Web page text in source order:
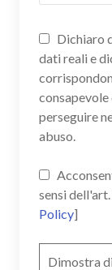
Dichiaro
dati reali e
perseguire
abuso.
sensi
Policy]
Dimostra